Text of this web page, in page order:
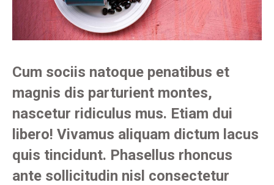
Cum sociis natoque penatibus et
magnis dis parturient montes,
nascetur ridiculus mus. Etiam dui
libero! Vivamus aliquam dictum lacus
quis tincidunt. Phasellus rhoncus
ante sollicitudin nisl consectetur